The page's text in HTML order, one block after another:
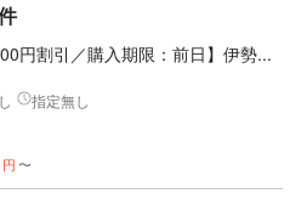
円割引／購入期限：前日】伊勢...
指定無し
円 〜